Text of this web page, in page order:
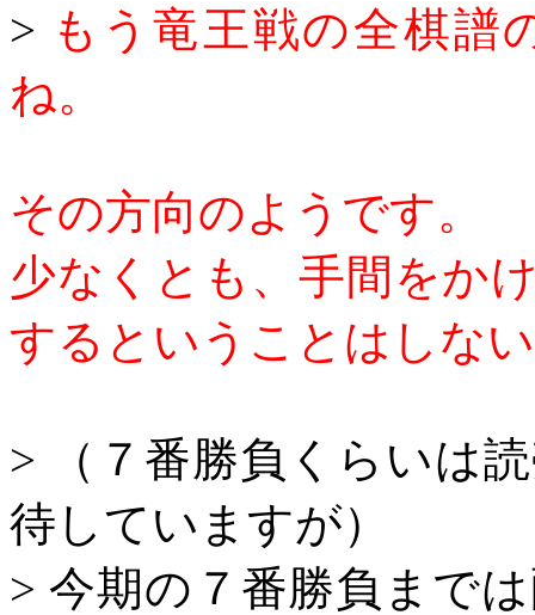
> もう竜王戦の全棋譜
ね。
その方向のようです。
少なくとも、手間をか
するということはしな
>
（７番勝負くらいは
待していますが）
> 今期の７番勝負まで